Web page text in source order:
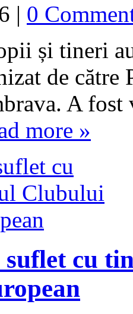
| 0
și tineri
de
A fost
more »
cu